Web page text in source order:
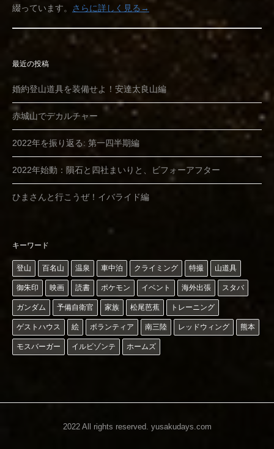
綴っています。
さらに詳しく見る→
最近の投稿
婚約登山道具を装備せよ！安達太良山編
赤城山でデカルチャー
2022年を振り返る: 第一四半期編
2022年始動：隕石と四社まいりと、ビフォーアフター
ひまさんと行こうぜ！イバライド編
キーワード
登山 百名山 温泉 車中泊 クライミング 特撮 山道具
御朱印 映画 読書 ポケモン イベント 海外出張 スタバ
ガンダム 予備自衛官 家族 松尾芭蕉 トレーニング
ゲストハウス 絵 ボランティア 南三陸 レッドウィング 熊本
モスバーガー イルビゾンテ ホームズ
2022 All rights reserved. yusakudays.com